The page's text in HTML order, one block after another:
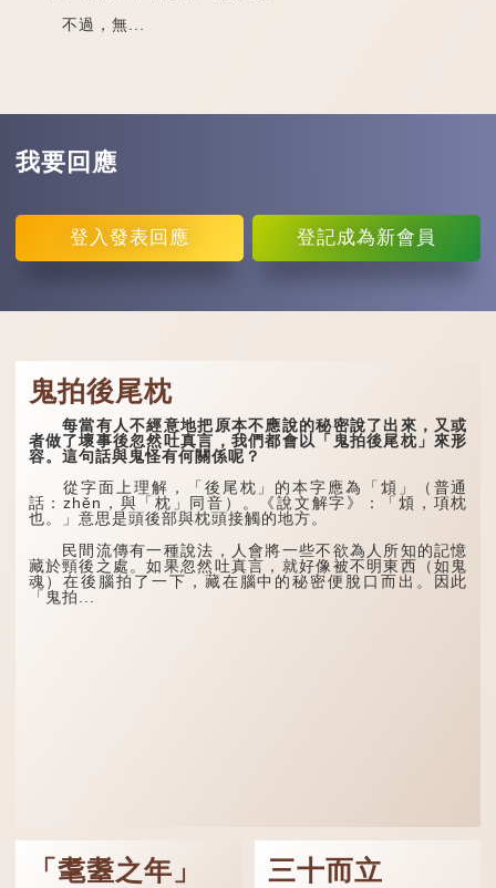
不過，無...
我要回應
登入 發表回應 登記成為新會員
鬼拍後尾枕
每當有人不經意地把原本不應說的秘密說了出來，又或
者做了壞事後忽然吐真言，我們都會以「鬼拍後尾枕」來形
容。這句話與鬼怪有何關係呢？
從字面上理解，「後尾枕」的本字應為「䪴」（普通
話：zhěn，與「枕」同音）。《說文解字》：「䪴，項枕
也。」意思是頭後部與枕頭接觸的地方。
民間流傳有一種說法，人會將一些不欲為人所知的記憶
藏於頸後之處。如果忽然吐真言，就好像被不明東西（如鬼
魂）在後腦拍了一下，藏在腦中的秘密便脫口而出。因此
「鬼拍...
「耄耋之年」
三十而立